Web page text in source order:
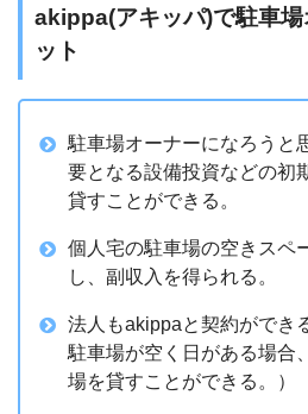
akippa(アキッパ)で駐車場
ット
駐車場オーナーになろうと
要となる設備投資などの初
貸すことができる。
個人宅の駐車場の空きスペ
し、副収入を得られる。
法人もakippaと契約ができ
駐車場が空く日がある場合
場を貸すことができる。）